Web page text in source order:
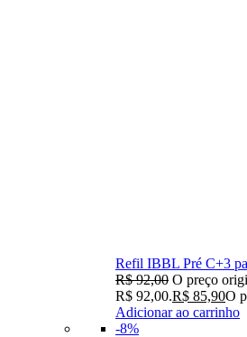
Refil IBBL Pré C+3
R$92,00 O preço
R$ 92,00.R$ 85,90O
Adicionar ao carrinho
-8%